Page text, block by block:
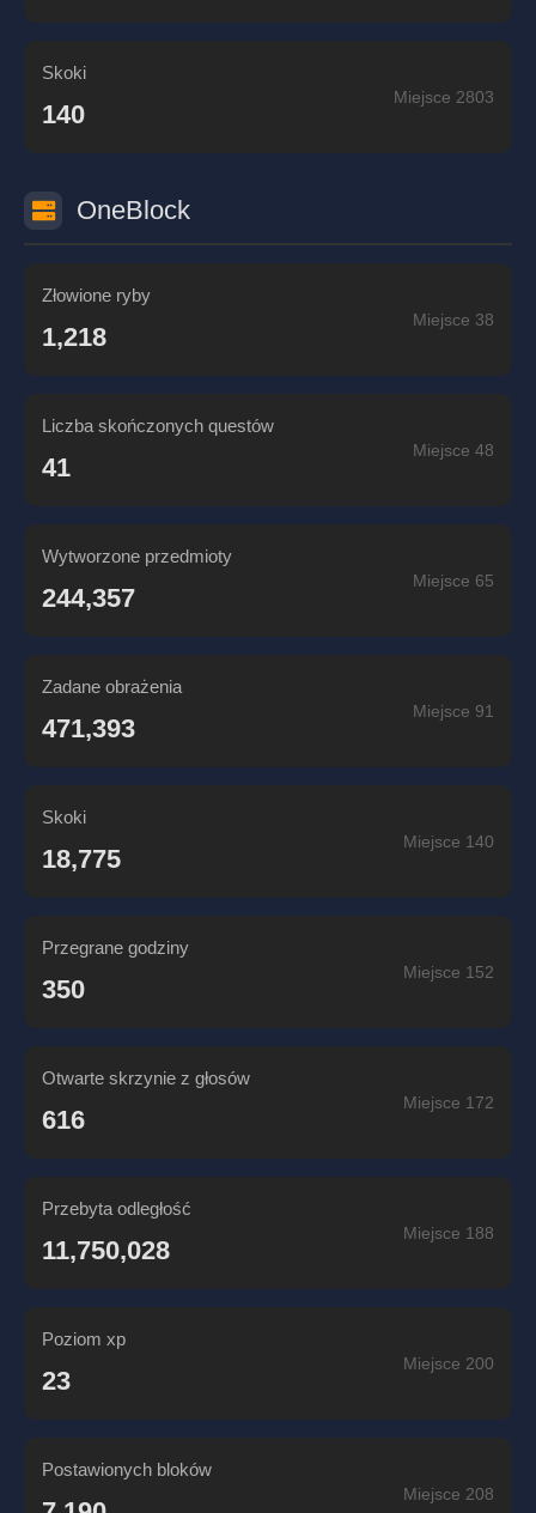
Skoki
140
Miejsce 2803
OneBlock
Złowione ryby
1,218
Miejsce 38
Liczba skończonych questów
41
Miejsce 48
Wytworzone przedmioty
244,357
Miejsce 65
Zadane obrażenia
471,393
Miejsce 91
Skoki
18,775
Miejsce 140
Przegrane godziny
350
Miejsce 152
Otwarte skrzynie z głosów
616
Miejsce 172
Przebyta odległość
11,750,028
Miejsce 188
Poziom xp
23
Miejsce 200
Postawionych bloków
Miejsce 208